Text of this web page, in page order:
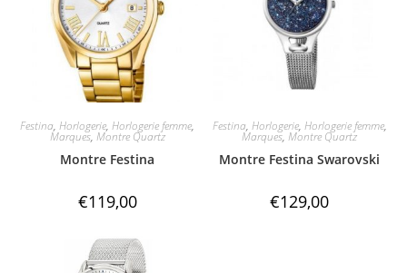
Festina,Horlogerie,Horlogerie femme,
Marques, Montre Quartz
Montre Festina
€119,00
Festina, Horlogerie, Horlogerie femme,
Marques,Montre Quartz
Montre Festina Swarovski
€129,00